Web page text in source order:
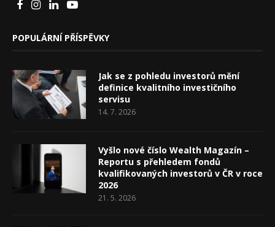
POPULÁRNÍ PŘÍSPĚVKY
Jak se z pohledu investorů mění
definice kvalitního investičního
servisu
14. 7. 2026
Vyšlo nové číslo Wealth Magazín –
Reportu s přehledem fondů
kvalifikovaných investorů v ČR v roce
2026
21. 5. 2026